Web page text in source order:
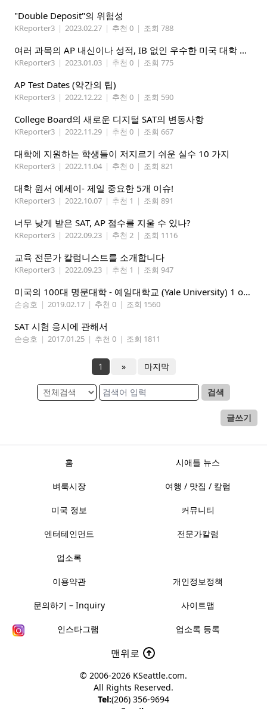
"Double Deposit"의 위험성
KReporter3 | 2023.02.27 | 추천 0 | 조회 788
여러 과목의 AP 내신이나 성적, IB 없인 우수한 미국 대학 입학이 불가능하다???
KReporter3 | 2023.01.03 | 추천 0 | 조회 775
AP Test Dates (약간의 팁)
KReporter3 | 2022.12.22 | 추천 0 | 조회 590
College Board의 새로운 디지털 SAT의 변동사항
KReporter3 | 2022.11.29 | 추천 0 | 조회 667
대학에 지원하는 학생들이 저지르기 쉬운 실수 10 가지
KReporter3 | 2022.11.04 | 추천 0 | 조회 821
대학 원서 에세이- 제일 중요한 5개 이슈!
KReporter3 | 2022.10.07 | 추천 1 | 조회 891
너무 낮게 받은 SAT, AP 점수를 지울 수 있나?
KReporter3 | 2022.09.23 | 추천 2 | 조회 1116
교육 전문가 칼럼니스트를 소개합니다
KReporter3 | 2022.09.23 | 추천 1 | 조회 947
미국의 100대 명문대학 - 예일대학교 (Yale University) 1 of 4
손승호 | 2019.02.17 | 추천 0 | 조회 1560
SAT 시험 응시에 관해서
손승호 | 2017.01.25 | 추천 0 | 조회 1811
1 » 마지막
검색
글쓰기
홈 시애틀 뉴스
벼룩시장 여행 / 맛집 / 칼럼
미국 정보 커뮤니티
엔터테인먼트 전문가칼럼
업소록
이용약관 개인정보정책
문의하기 – Inquiry 사이트맵
인스타그램 업소록 등록
맨위로
© 2006-2026 KSeattle.com.
All Rights Reserved.
Tel:(206) 356-9694